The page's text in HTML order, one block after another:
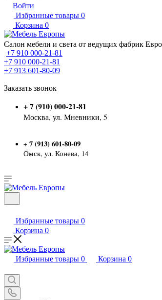
Войти
Избранные товары 0
Корзина 0
Салон мебели и света от ведущих фабрик
+7 910 000-21-81
+7 910 000-21-81
+7 913 601-80-09
Заказать звонок
+ 7 (910) 000-21-81
Москва, ул. Мневники, 5
+ 7 (913) 601-80-09
Омск, ул. Конева, 14
Избранные товары 0
Корзина 0
Избранные товары 0 Корзина 0